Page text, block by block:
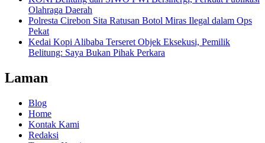
Olahraga Daerah
Polresta Cirebon Sita Ratusan Botol Miras Ilegal dalam Ops
Pekat
Kedai Kopi Alibaba Terseret Objek Eksekusi, Pemilik
Belitung: Saya Bukan Pihak Perkara
Laman
Blog
Home
Kontak Kami
Redaksi